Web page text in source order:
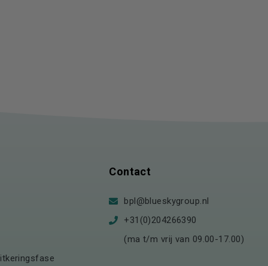
Contact
bpl@blueskygroup.nl
+31(0)204266390
(ma t/m vrij van 09.00-17.00)